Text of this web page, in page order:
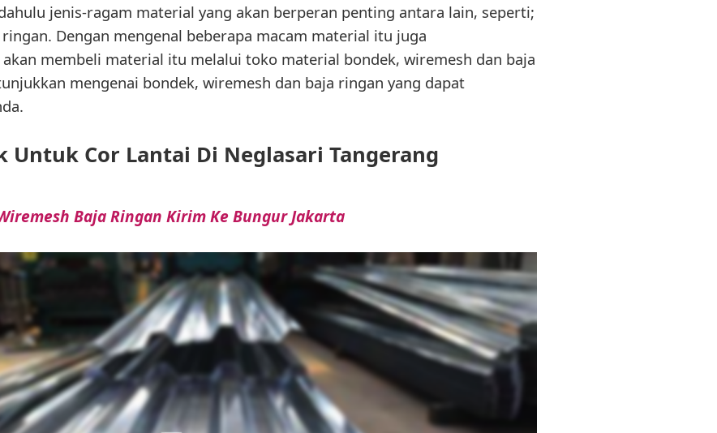
jenis-ragam material yang akan berperan penting antara lain, seperti;
Dengan mengenal beberapa macam material itu juga
membeli material itu melalui toko material bondek, wiremesh dan baja
mengenai bondek, wiremesh dan baja ringan yang dapat
Untuk Cor Lantai Di Neglasari Tangerang
Baja Ringan Kirim Ke Bungur Jakarta